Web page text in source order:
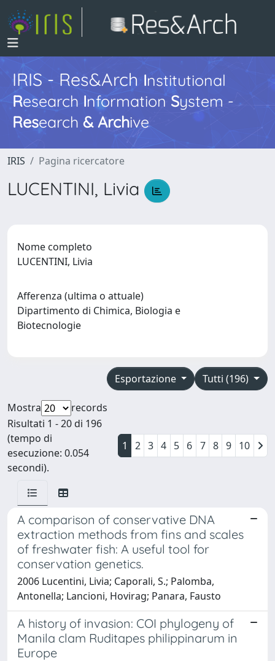
IRIS - Res&ArchInstitutional
Research InformationSystem -
Research & Archive
IRIS Pagina ricercatore
LUCENTINI, Livia
Nome completo
LUCENTINI, Livia
Afferenza (ultima o attuale)
Dipartimento di Chimica, Biologia e
Biotecnologie
Tutti (196)
Esportazione
Mostra
records
Risultati 1 - 20 di 196
(tempo di
esecuzione: 0.054
secondi).
1 2 3 4 5 6 7 8 9 10
A comparison of conservative DNA
extraction methods from fins and scales
of freshwater fish: A useful tool for
conservation genetics.
2006 Lucentini, Livia; Caporali, S.; Palomba,
Antonella; Lancioni, Hovirag; Panara, Fausto
A history of invasion: COI phylogeny of
Manila clam Ruditapes philippinarum in
Europe